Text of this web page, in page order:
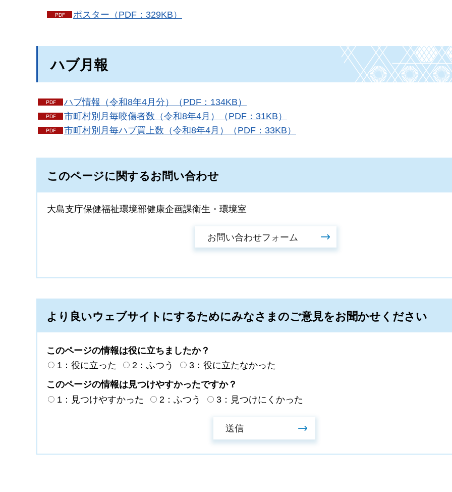
ポスター（PDF：329KB）
ハブ月報
ハブ情報（令和8年4月分）（PDF：134KB）
市町村別月毎咬傷者数（令和8年4月）（PDF：31KB）
市町村別月毎ハブ買上数（令和8年4月）（PDF：33KB）
このページに関するお問い合わせ
大島支庁保健福祉環境部健康企画課衛生・環境室
より良いウェブサイトにするためにみなさまのご意見をお聞かせください
このページの情報は役に立ちましたか？
1：役に立った
2：ふつう
3：役に立たなかった
このページの情報は見つけやすかったですか？
1：見つけやすかった
2：ふつう 3：見つけにくかった